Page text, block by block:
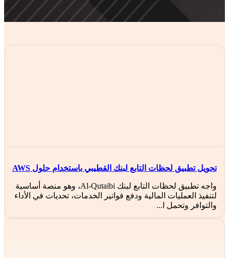
تحويل تطبيق لحظات التابع لبنك القطيبي باستخدام حلول AWS
واجه تطبيق لحظات التابع لبنك Al-Qutaibi، وهو منصة أساسية
لتنفيذ العمليات المالية ودفع فواتير الخدمات، تحديات في الأداء
والتوافر وتحمل ا...